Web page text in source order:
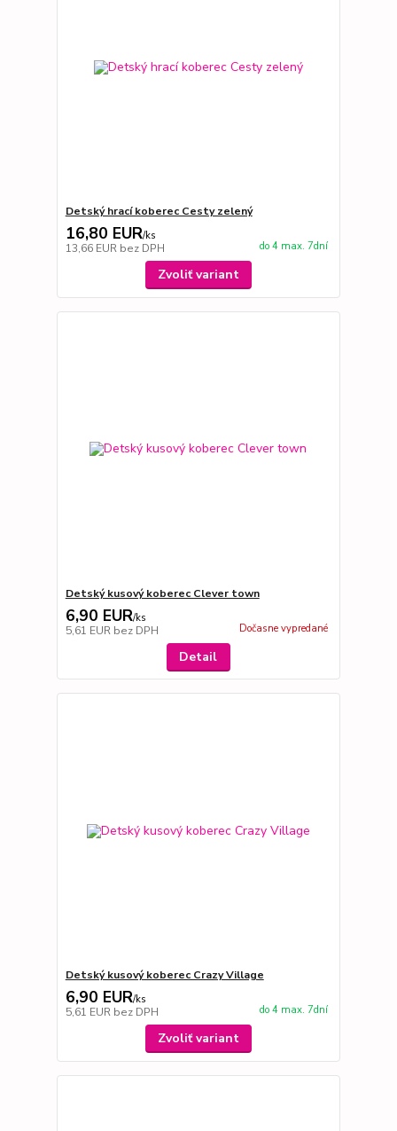
Detský hrací koberec Cesty zelený
16,80 EUR/ks
13,66 EUR bez DPH do 4 max. 7dní
Zvoliť variant
Detský kusový koberec Clever town
6,90 EUR/ks
5,61 EUR bez DPH Dočasne vypredané
Detail
Detský kusový koberec Crazy Village
6,90 EUR/ks
5,61 EUR bez DPH do 4 max. 7dní
Zvoliť variant